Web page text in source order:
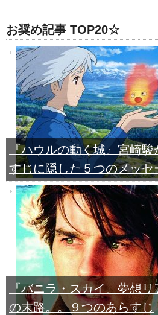
お奨め記事 TOP20☆
『ハウルの動く城』宮崎駿
すじに隠した５つのメッセ
『バニラ・スカイ』夢想リ
の末路。。９つのあらすじ